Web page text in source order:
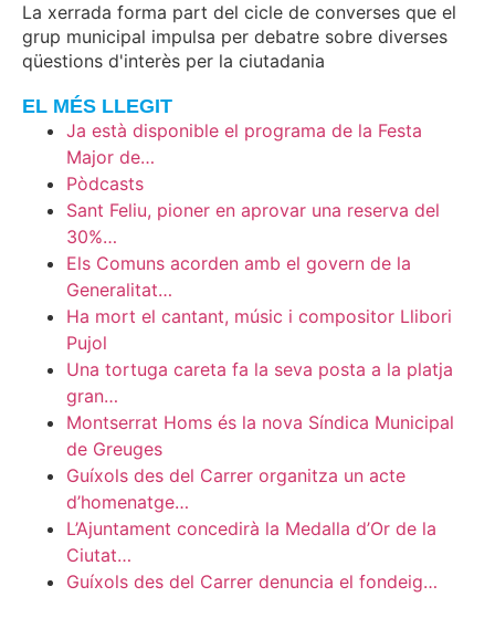
La xerrada forma part del cicle de converses que el
grup municipal impulsa per debatre sobre diverses
qüestions d'interès per la ciutadania
EL MÉS LLEGIT
Ja està disponible el programa de la Festa
Major de…
Pòdcasts
Sant Feliu, pioner en aprovar una reserva del
30%…
Els Comuns acorden amb el govern de la
Generalitat…
Ha mort el cantant, músic i compositor Llibori
Pujol
Una tortuga careta fa la seva posta a la platja
gran…
Montserrat Homs és la nova Síndica Municipal
de Greuges
Guíxols des del Carrer organitza un acte
d’homenatge…
L’Ajuntament concedirà la Medalla d’Or de la
Ciutat…
Guíxols des del Carrer denuncia el fondeig…